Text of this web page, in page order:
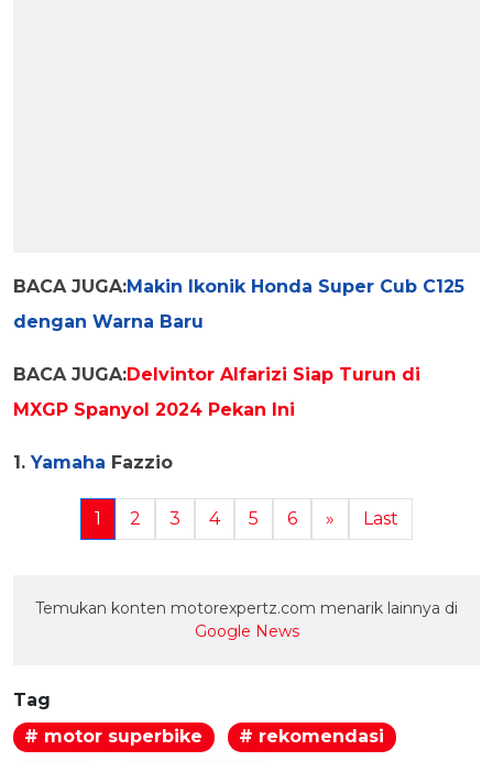
BACA JUGA:Makin Ikonik Honda Super Cub C125
dengan Warna Baru
BACA JUGA:Delvintor Alfarizi Siap Turun di
MXGP Spanyol 2024 Pekan Ini
1.Yamaha Fazzio
1 2 3 4 5 6 » Last
Temukan konten motorexpertz.com menarik lainnya di
Google News
Tag
# motor superbike
# rekomendasi